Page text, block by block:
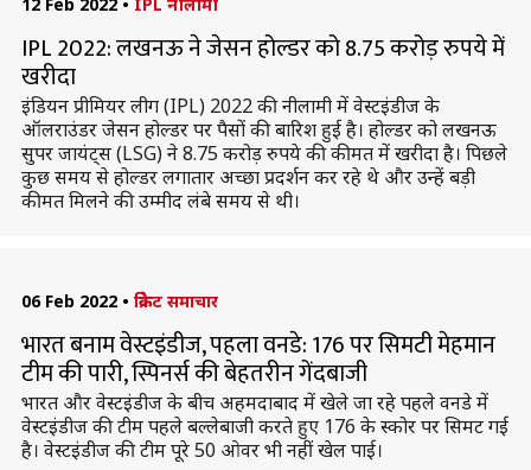
IPL 2022: लखनऊ ने जेसन होल्डर को 8.75 करोड़ रुपये में
खरीदा
इंडियन प्रीमियर लीग (IPL) 2022 की नीलामी में वेस्टइंडीज के
ऑलराउंडर जेसन होल्डर पर पैसों की बारिश हुई है। होल्डर को लखनऊ
सुपर जायंट्स (LSG) ने 8.75 करोड़ रुपये की कीमत में खरीदा है। पिछले
कुछ समय से होल्डर लगातार अच्छा प्रदर्शन कर रहे थे और उन्हें बड़ी
कीमत मिलने की उम्मीद लंबे समय से थी।
06 Feb 2022 • क्रिकेट समाचार
भारत बनाम वेस्टइंडीज, पहला वनडे: 176 पर सिमटी मेहमान
टीम की पारी, स्पिनर्स की बेहतरीन गेंदबाजी
भारत और वेस्टइंडीज के बीच अहमदाबाद में खेले जा रहे पहले वनडे में
वेस्टइंडीज की टीम पहले बल्लेबाजी करते हुए 176 के स्कोर पर सिमट गई
है। वेस्टइंडीज की टीम पूरे 50 ओवर भी नहीं खेल पाई।